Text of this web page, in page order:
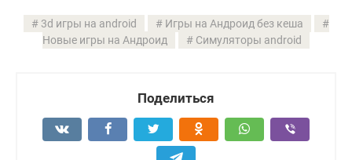
3d игры на android
Игры на Андроид без кеша
Новые игры на Андроид
Симуляторы android
Поделиться